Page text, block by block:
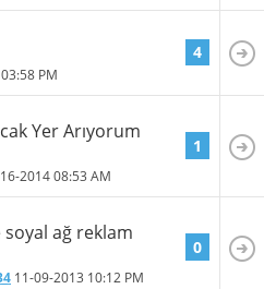
03:58 PM
4
Yer Arıyorum
201408:53 AM
1
ağ reklam
11-09-2013 10:12 PM
0